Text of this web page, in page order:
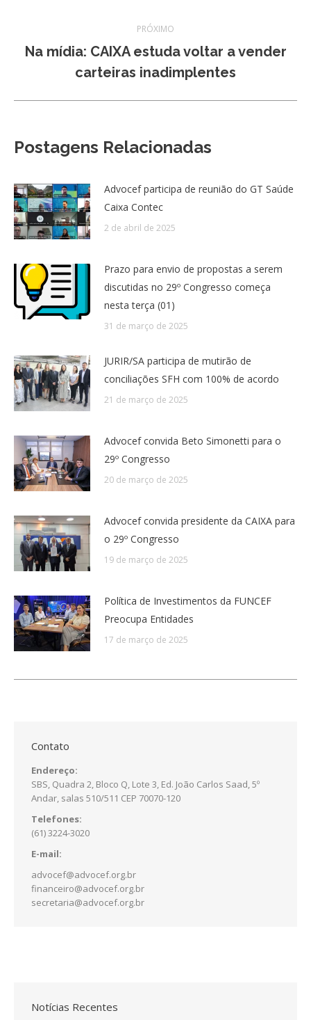
PRÓXIMO
Próximo
post:
Na mídia: CAIXA estuda voltar a vender
carteiras inadimplentes
Postagens Relacionadas
Advocef participa de reunião do GT Saúde
Caixa Contec
2 de abril de 2025
Prazo para envio de propostas a serem
discutidas no 29º Congresso começa
nesta terça (01)
31 de março de 2025
JURIR/SA participa de mutirão de
conciliações SFH com 100% de acordo
21 de março de 2025
Advocef convida Beto Simonetti para o
29º Congresso
20 de março de 2025
Advocef convida presidente da CAIXA para
o 29º Congresso
19 de março de 2025
Política de Investimentos da FUNCEF
Preocupa Entidades
17 de março de 2025
Contato
Endereço:
SBS, Quadra 2, Bloco Q, Lote 3, Ed. João Carlos Saad, 5º
Andar, salas 510/511 CEP 70070-120
Telefones:
(61) 3224-3020
E-mail:
advocef@advocef.org.br
financeiro@advocef.org.br
secretaria@advocef.org.br
Notícias Recentes